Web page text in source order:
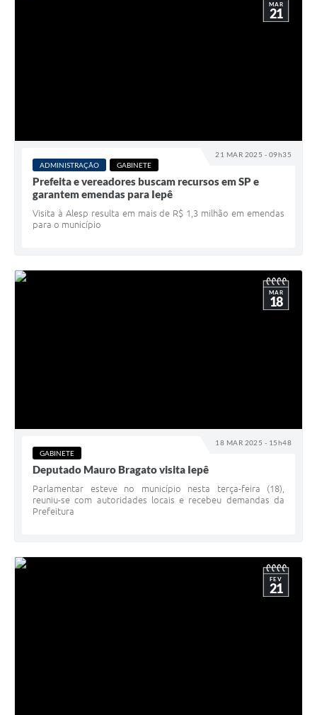
21 MAR 2025 - 09h35
MAR
21
ADMINISTRAÇÃO GABINETE
Prefeita e vereadores buscam recursos em SP e
garantem emendas para Iepê
Visita à Alesp resulta em mais de R$ 1,3 milhão em emendas
para o município
18 MAR 2025 - 15h48
MAR
18
GABINETE
Deputado Mauro Bragato visita Iepê
Parlamentar esteve no município nesta terça-feira (18),
reuniu-se com autoridades locais e recebeu demandas da
Prefeitura
FEV
21